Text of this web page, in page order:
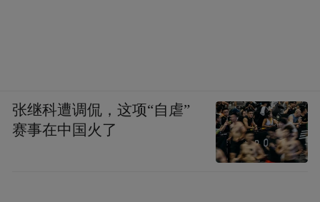
张继科遭调侃，这项“自虐”
赛事在中国火了